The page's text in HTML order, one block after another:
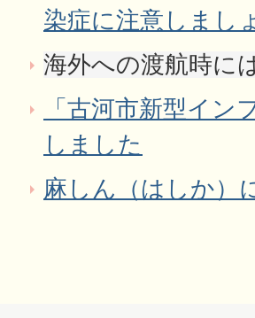
染症に注意しまし
海外への渡航時に
「古河市新型イ
しました
麻しん（はしか）